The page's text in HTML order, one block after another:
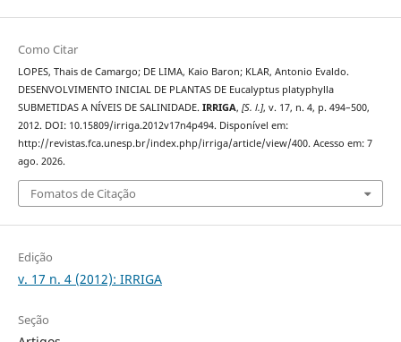
Como Citar
LOPES, Thais de Camargo; DE LIMA, Kaio Baron; KLAR, Antonio Evaldo.
DESENVOLVIMENTO INICIAL DE PLANTAS DE Eucalyptus platyphylla
SUBMETIDAS A NÍVEIS DE SALINIDADE. IRRIGA, [S. l.], v. 17, n. 4, p. 494–500,
2012. DOI: 10.15809/irriga.2012v17n4p494. Disponível em:
http://revistas.fca.unesp.br/index.php/irriga/article/view/400. Acesso em: 7
ago. 2026.
Fomatos de Citação
Edição
v. 17 n. 4 (2012): IRRIGA
Seção